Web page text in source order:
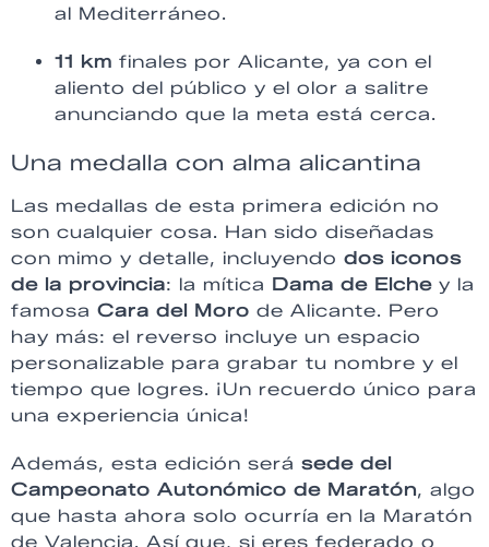
al Mediterráneo.
11 km finales por Alicante, ya con el
aliento del público y el olor a salitre
anunciando que la meta está cerca.
Una medalla con alma alicantina
Las medallas de esta primera edición no
son cualquier cosa. Han sido diseñadas
con mimo y detalle, incluyendo dos iconos
de la provincia: la mítica Dama de Elche y la
famosa Cara del Moro de Alicante. Pero
hay más: el reverso incluye un espacio
personalizable para grabar tu nombre y el
tiempo que logres. ¡Un recuerdo único para
una experiencia única!
Además, esta edición será sede del
Campeonato Autonómico de Maratón, algo
que hasta ahora solo ocurría en la Maratón
de Valencia. Así que, si eres federado o